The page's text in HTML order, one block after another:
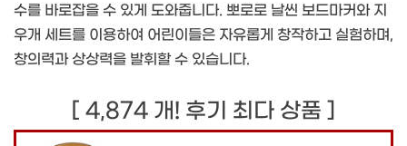
수를 바로잡을 수 있게 도와줍니다. 뽀로로 날씬 보드마커와 지
우개 세트를 이용하여 어린이들은 자유롭게 창작하고 실험하며,
창의력과 상상력을 발휘할 수 있습니다.
[ 4,874 개! 후기 최다 상품 ]